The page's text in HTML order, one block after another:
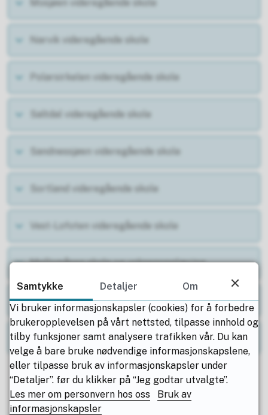
Mosjøen videregående skole
Narvik videregående skole
Polarsirkelen videregående skole
Saltdal videregående skole
Sandnessjøen videregående skole
Sortland videregående skole
Vest-Lofoten videregående skole
Mellomåsen skole og voksenopplæring
Nettskolen i Nordland
Nordland fagskole
Samtykke Detaljer
Om
Vi bruker informasjonskapsler (cookies) for å forbedre
brukeropplevelsen på vårt nettsted, tilpasse innhold og
tilby funksjoner samt analysere trafikken vår. Du kan
velge å bare bruke nødvendige informasjonskapslene,
eller tilpasse bruk av informasjonskapsler under
“Detaljer”. før du klikker på “Jeg godtar utvalgte”.
Les mer om personvern hos oss
Bruk av
informasjonskapsler